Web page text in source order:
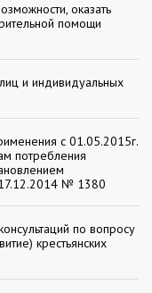
оказать
помощи
и индивидуальных
с 01.05.2015г.
потребления
17.12.2014 № 1380
по вопросу
крестьянских